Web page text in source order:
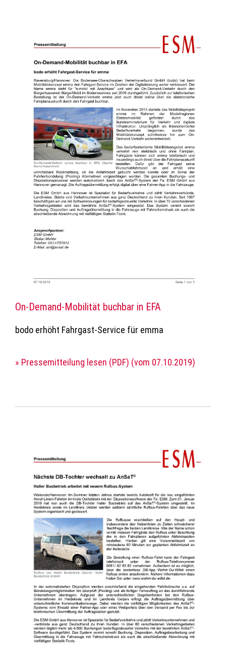
On-Demand-Mobilität buchbar in EFA
bodo erhöht Fahrgast-Service für emma
» Pressemitteilung lesen (PDF) (vom 07.10.2019)